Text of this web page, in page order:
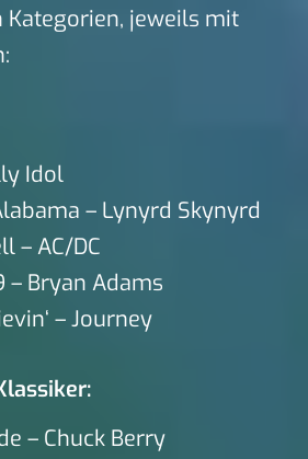
Kategorien, jeweils mit
Idol
– Lynyrd Skynyrd
– AC/DC
– Bryan Adams
– Journey
– Chuck Berry